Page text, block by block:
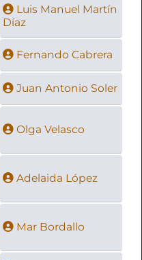
Luis Manuel Martín
Díaz
Fernando Cabrera
Juan Antonio Soler
Olga Velasco
Adelaida López
Mar Bordallo